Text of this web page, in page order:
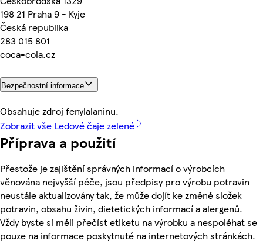
198 21 Praha 9 - Kyje
Česká republika
283 015 801
coca-cola.cz
Bezpečnostní informace
Obsahuje zdroj fenylalaninu.
Zobrazit vše Ledové čaje zelené
Příprava a použití
Přestože je zajištění správných informací o výrobcích
věnována nejvyšší péče, jsou předpisy pro výrobu potravin
neustále aktualizovány tak, že může dojít ke změně složek
potravin, obsahu živin, dietetických informací a alergenů.
Vždy byste si měli přečíst etiketu na výrobku a nespoléhat se
pouze na informace poskytnuté na internetových stránkách.